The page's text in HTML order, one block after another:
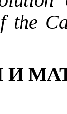
the